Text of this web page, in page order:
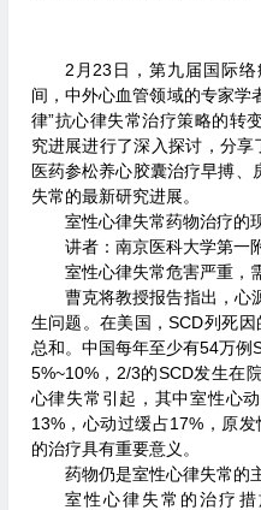
2月23日，第九届国际
间，中外心血管领域的专家学
律”抗心律失常治疗策略的转
究进展进行了深入探讨，分享
医药参松养心胶囊治疗早搏
失常的最新研究进展。
室性心律失常药物治疗的
讲者：南京医科大学第一
室性心律失常危害严重，
曹克将教授报告指出，心
生问题。在美国，SCD列死
总和。中国每年至少有54万例
5%~10%，2/3的SCD发生在
心律失常引起，其中室性心
13%，心动过缓占17%，原
的治疗具有重要意义。
药物仍是室性心律失常的
室性心律失常的治疗